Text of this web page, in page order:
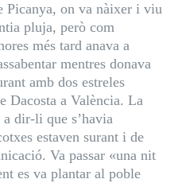
Picanya, on va nàixer i viu
pluja, però com
més tard anava a
mentres donava
amb dos estreles
Dacosta a València. La
dir-li que s’havia
estaven surant i de
Va passar «una nit
es va plantar al poble